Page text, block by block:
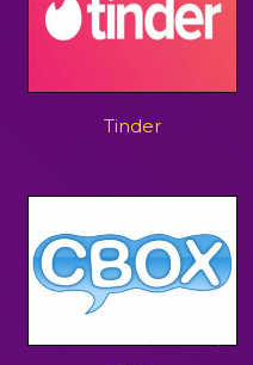
Tinder